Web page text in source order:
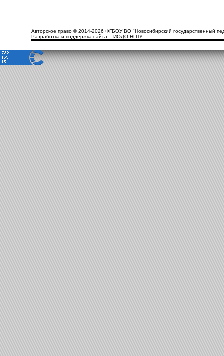
Авторское право © 2014-2026 ФГБОУ ВО "Новосибирский государственный
Разработка и поддержка сайта – ИОДО НГПУ